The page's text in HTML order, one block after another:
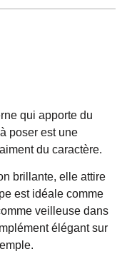
qui apporte du
poser est une
du caractère.
brillante, elle attire
est idéale comme
veilleuse dans
élégant sur